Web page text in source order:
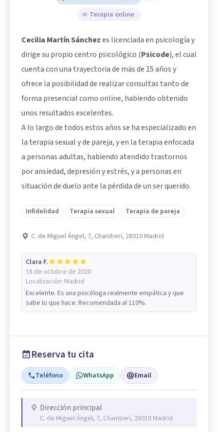
Terapia online
Cecilia Martín Sánchezes licenciada en psicología y
dirige su propio centro psicológico (Psicode), el cual
cuenta con una trayectoria de más de 15 años y
ofrece la posibilidad de realizar consultas tanto de
forma presencial como online, habiendo obtenido
unos resultados excelentes.
A lo largo de todos estos años se ha especializado en
la terapia sexual y de pareja, y en la terapia enfocada
a personas adultas, habiendo atendido trastornos
por ansiedad, depresión y estrés, y a personas en
situación de duelo ante la pérdida de un ser querido.
Infidelidad Terapia sexual Terapia de pareja
C. de Miguel Ángel, 7, Chamberí, 28010 Madrid
Clara F.
18 de octubre de 2020
Localización: Madrid
Excelente. Es una psicóloga realmente empática y que
sabe lo que hace. Recomendada al 110%.
Reserva tu cita
Teléfono WhatsApp Email
Dirección principal
C. de Miguel Ángel, 7, Chamberí, 28010 Madrid